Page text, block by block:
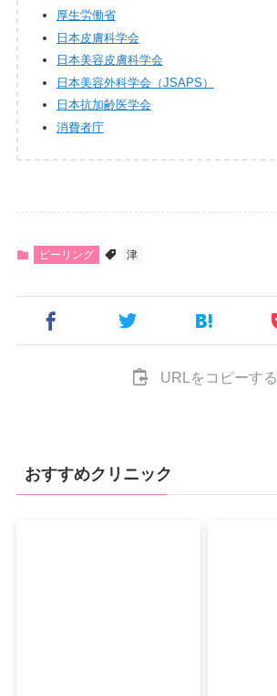
厚生労働省
日本皮膚科学会
日本美容皮膚科学会
日本美容外科学会（JSAPS）
日本抗加齢医学会
消費者庁
ピーリング 津
URLをコピーする
おすすめクリニック